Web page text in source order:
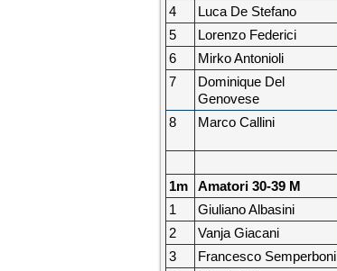
4
Luca De Stefano
5
Lorenzo Federici
6
Mirko Antonioli
7
Dominique Del
Genovese
8 Marco Callini
1m
Amatori 30-39 M
1
Giuliano Albasini
2
Vanja Giacani
3
Francesco Semperboni